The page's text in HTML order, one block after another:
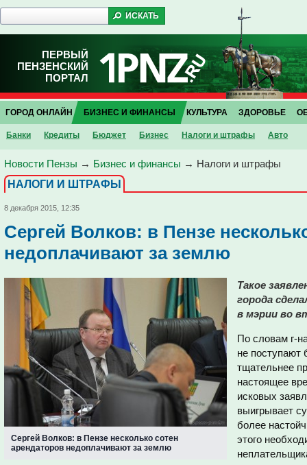
ПЕРВЫЙ
ПЕНЗЕНСКИЙ
ПОРТАЛ
ГОРОД ОНЛАЙН БИЗНЕС И ФИНАНСЫ
Банки Кредиты Бюджет Бизнес Налоги и штрафы Авто
КУЛЬТУРА ЗДОРОВЬЕ
Новости Пензы → Бизнес и финансы → Налоги и штрафы
НАЛОГИ И ШТРАФЫ
8 декабря 2015, 12:35
Сергей Волков: в Пензе
недоплачивают за землю
Сергей Волков: в Пензе несколько сотен
арендаторов недоплачивают за землю
Такое
города
в мэрии во
По словам г-
не поступают
тщательнее
настоящее
исковых
выигрывает
более
этого